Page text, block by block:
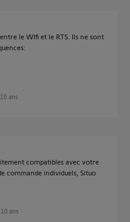
le WIfi et le RTS. Ils ne sont
ans
compatibles avec votre
commande individuels, Situo
ans